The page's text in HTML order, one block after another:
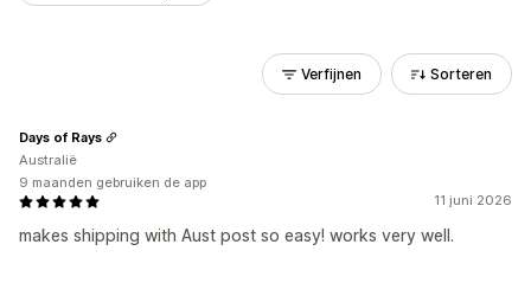
Verfijnen Sorteren
11 juni 2026
makes shipping with Aust post so easy! works very well.
Days of Rays
Australië
9 maanden gebruiken de app